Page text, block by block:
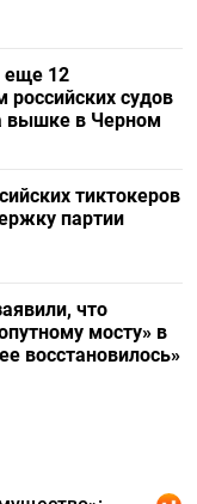
еще 12
судов
вышке в Черном
тиктокеров
партии
что
мосту» в
восстановилось»